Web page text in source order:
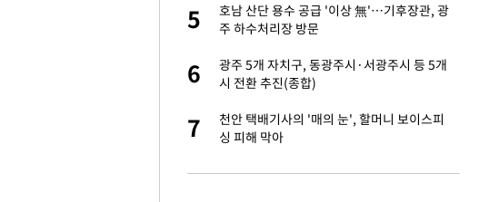
5
호남 산단 용수 공급 '이상 無'…기후장관, 광
주 하수처리장 방문
6
광주 5개 자치구, 동광주시·서광주시 등 5개
시 전환 추진(종합)
7
천안 택배기사의 '매의 눈', 할머니 보이스피
싱 피해 막아